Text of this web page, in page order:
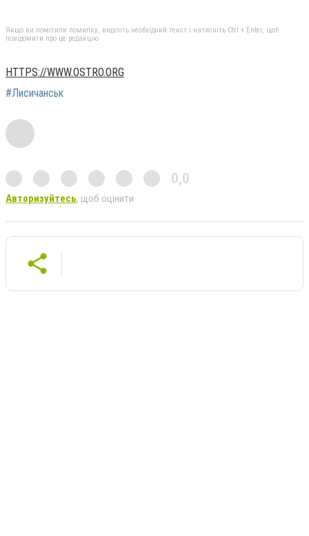
Якщо ви помітили помилку, виділіть необхідний текст і натисніть Ctrl + Enter, щоб
повідомити про це редакцію
HTTPS://WWW.OSTRO.ORG
#Лисичанськ
0,0
Авторизуйтесь, щоб оцінити